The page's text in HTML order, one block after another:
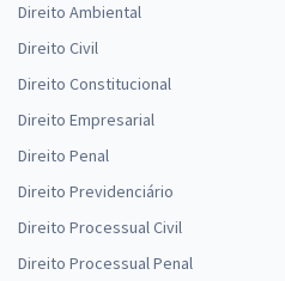
Direito Ambiental
Direito Civil
Direito Constitucional
Direito Empresarial
Direito Penal
Direito Previdenciário
Direito Processual Civil
Direito Processual Penal